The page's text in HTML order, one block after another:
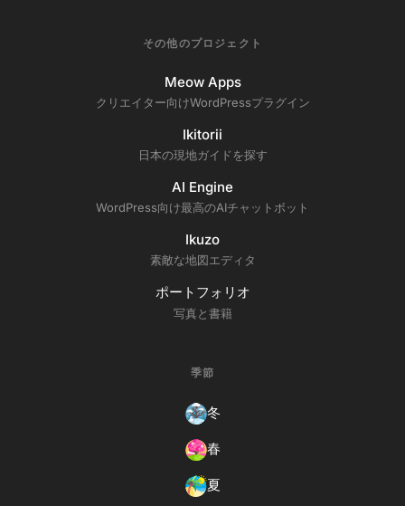
その他のプロジェクト
Meow Apps
クリエイター向けWordPressプラグイン
Ikitorii
日本の現地ガイドを探す
AI Engine
WordPress向け最高のAIチャットボット
Ikuzo
素敵な地図エディタ
ポートフォリオ
写真と書籍
季節
冬
春
夏